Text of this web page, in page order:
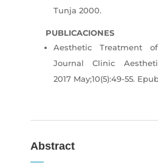
Tunja 2000.
PUBLICACIONES
Aesthetic Treatment
Journal Clinic
2017 May;10(5):49-55.
Abstract